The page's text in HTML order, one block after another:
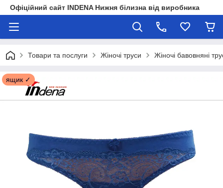
Офіційний сайт INDENA Нижня білизна від виробника
Товари та послуги Жіночі труси Жіночі бавовняні
ящик ✓